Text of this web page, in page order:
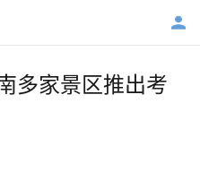
多家景区推出考